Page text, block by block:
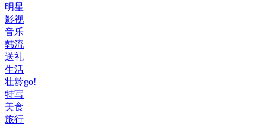
明星
影视
音乐
韩流
送礼
生活
壮龄go!
特写
美食
旅行